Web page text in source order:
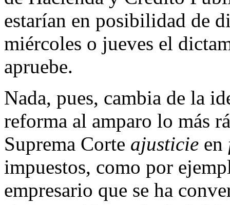
estarían en posibilidad de
miércoles o jueves el
apruebe.
Nada, pues, cambia de la
reforma al amparo lo más
Suprema Corte ajusticie en
impuestos, como por
empresario que se ha